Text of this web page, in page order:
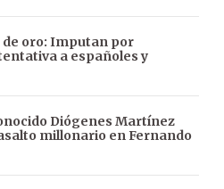
oro: Imputan por
a españoles y
Diógenes Martínez
millonario en Fernando